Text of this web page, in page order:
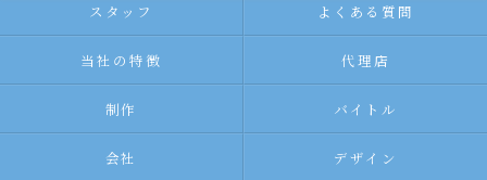
スタッフ よくある質問
当社の特徴 代理店
制作 バイトル
会社 デザイン